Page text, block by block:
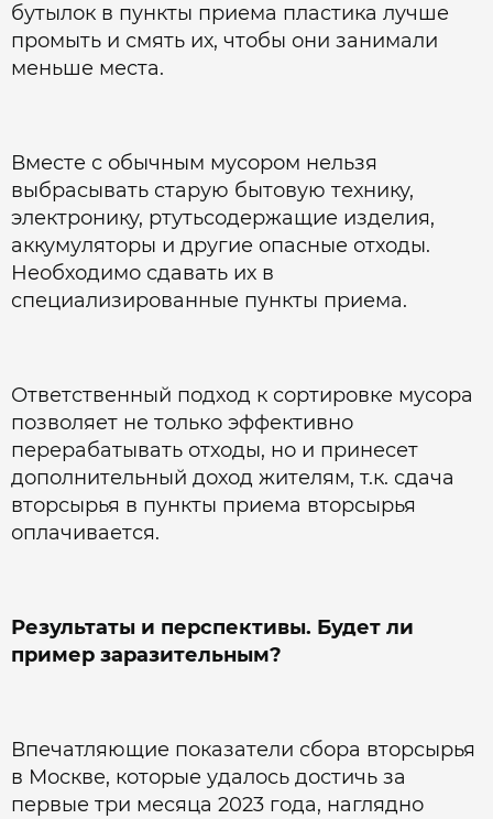
бутылок в пункты приема пластика лучше
промыть и смять их, чтобы они занимали
меньше места.
Вместе с обычным мусором нельзя
выбрасывать старую бытовую технику,
электронику, ртутьсодержащие изделия,
аккумуляторы и другие опасные отходы.
Необходимо сдавать их в
специализированные пункты приема.
Ответственный подход к сортировке мусора
позволяет не только эффективно
перерабатывать отходы, но и принесет
дополнительный доход жителям, т.к. сдача
вторсырья в пункты приема вторсырья
оплачивается.
Результаты и перспективы. Будет ли
пример заразительным?
Впечатляющие показатели сбора вторсырья
в Москве, которые удалось достичь за
первые три месяца 2023 года, наглядно